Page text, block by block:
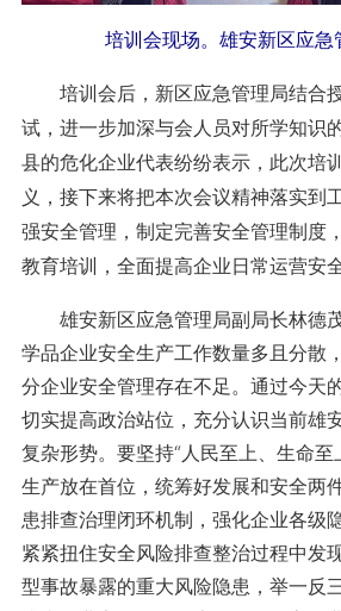
培训会现场。雄安新区应急
培训会后，新区应急管理局结合
试，进一步加深与会人员对所学知识
县的危化企业代表纷纷表示，此次培
义，接下来将把本次会议精神落实到
强安全管理，制定完善安全管理制度
教育培训，全面提高企业日常运营安全
雄安新区应急管理局副局长林德
学品企业安全生产工作数量多且分散
分企业安全管理存在不足。通过今天
切实提高政治站位，充分认识当前雄
复杂形势。要坚持“人民至上、生命至
生产放在首位，统筹好发展和安全两
患排查治理闭环机制，强化企业各级
紧紧扭住安全风险排查整治过程中发
型事故暴露的重大风险隐患，举一反